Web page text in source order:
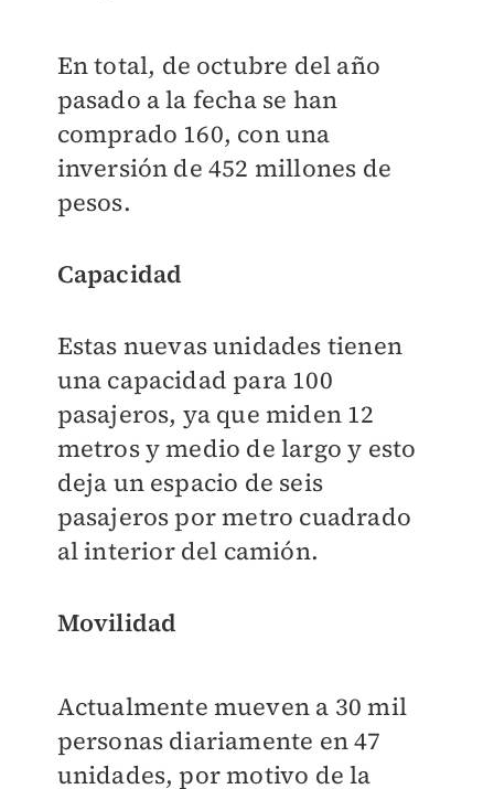
En total, de octubre del año
pasado a la fecha se han
comprado 160, con una
inversión de 452 millones de
pesos.
Capacidad
Estas nuevas unidades tienen
una capacidad para 100
pasajeros, ya que miden 12
metros y medio de largo y esto
deja un espacio de seis
pasajeros por metro cuadrado
al interior del camión.
Movilidad
Actualmente mueven a 30 mil
personas diariamente en 47
unidades, por motivo de la